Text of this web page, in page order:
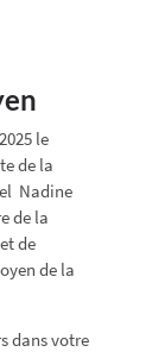
le
de la
Nadine
de la
de
de la
dans votre